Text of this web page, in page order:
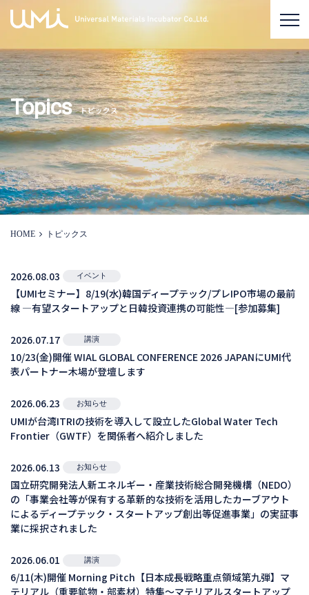
Topics トピックス
HOME トピックス
2026.08.03 イベント
【UMIセミナー】8/19(水)韓国ディープテック/プレIPO市場の最前
線 ―有望スタートアップと日韓投資連携の可能性―[参加募集]
2026.07.17 講演
10/23(金)開催 WIAL GLOBAL CONFERENCE 2026 JAPANにUMI代
表パートナー木場が登壇します
2026.06.23 お知らせ
UMIが台湾ITRIの技術を導入して設立したGlobal Water Tech
Frontier（GWTF）を関係者へ紹介しました
2026.06.13 お知らせ
国立研究開発法人新エネルギー・産業技術総合開発機構（NEDO）
の「事業会社等が保有する革新的な技術を活用したカーブアウト
によるディープテック・スタートアップ創出等促進事業」の実証事
業に採択されました
2026.06.01 講演
6/11(木)開催 Morning Pitch【日本成長戦略重点領域第九弾】マ
テリアル（重要鉱物・部素材）特集～マテリアルスタートアップ